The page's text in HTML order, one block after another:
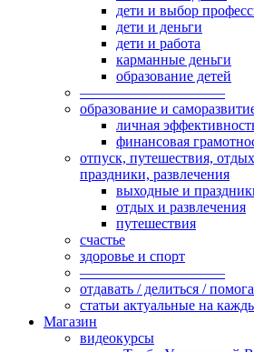
дети и выбор
дети и деньги
дети и работа
карманные деньги
образование детей
——————————
образование и
личная
финансовая
отпуск, путешествия,
праздники, развлечения
выходные и
отдых и развлечения
путешествия
счастье
здоровье и спорт
——————————
отдавать / делиться /
статьи актуальные на
Магазин
видеокурсы